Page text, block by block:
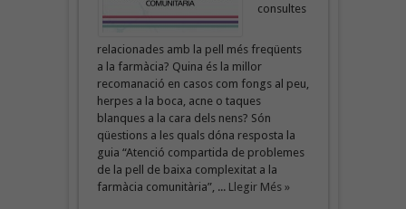
consultes
relacionades amb la pell més freqüents
a la farmàcia? Quina és la millor
recomanació en casos com fongs al peu,
herpes a la boca, acne o taques
blanques a la cara dels nens? Són
qüestions a les quals dóna resposta la
guia “Atenció compartida de problemes
de la pell de baixa complexitat a la
farmàcia comunitària”, ... Llegir Més »